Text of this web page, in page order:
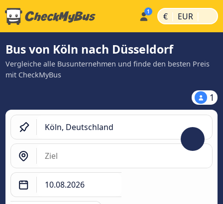
€ | EUR |
Bus von Köln nach Düsseldorf
Vergleiche alle Busunternehmen und finde den besten Preis
mit CheckMyBus
1